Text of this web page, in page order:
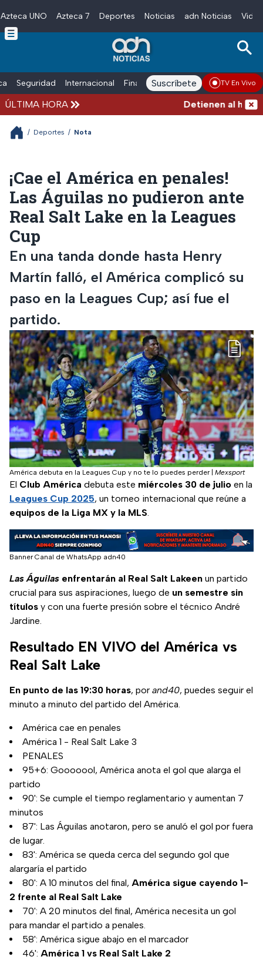
Skip to main content
Azteca UNO Azteca 7 Deportes Noticias adn Noticias
Seguridad Internacional Finanzas adn Noticias Radio
Suscríbete TV En Vivo
ÚLTIMA HORA Detienen al
/ Deportes / Nota
¡Cae el América en penales!
Las Águilas no pudieron ante
Real Salt Lake en la Leagues
Cup
En una tanda donde hasta Henry
Martín falló, el América complicó su
paso en la Leagues Cup; así fue el
partido.
América debuta en la Leagues Cup y no te lo puedes perder| Mexsport
El Club América debuta este miércoles 30 de julio en la
Leagues Cup 2025, un torneo internacional que reúne a
equipos de la Liga MX y la MLS.
Banner Canal de WhatsApp adn40
Las Águilas enfrentarán al Real Salt Lakeen un partido
crucial para sus aspiraciones, luego de un semestre sin
títulos y con una fuerte presión sobre el técnico André
Jardine.
Resultado EN VIVO del América vs
Real Salt Lake
En punto de las 19:30 horas, por and40, puedes seguir el
minuto a minuto del partido del América.
América cae en penales
América 1 - Real Salt Lake 3
PENALES
95+6: Gooooool, América anota el gol que alarga el
partido
90': Se cumple el tiempo reglamentario y aumentan 7
minutos
87': Las Águilas anotaron, pero se anuló el gol por fuera
de lugar.
83': América se queda cerca del segundo gol que
alargaría el partido
80': A 10 minutos del final, América sigue cayendo 1-
2 frente al Real Salt Lake
70': A 20 minutos del final, América necesita un gol
para mandar el partido a penales.
58': América sigue abajo en el marcador
46': América 1 vs Real Salt Lake 2